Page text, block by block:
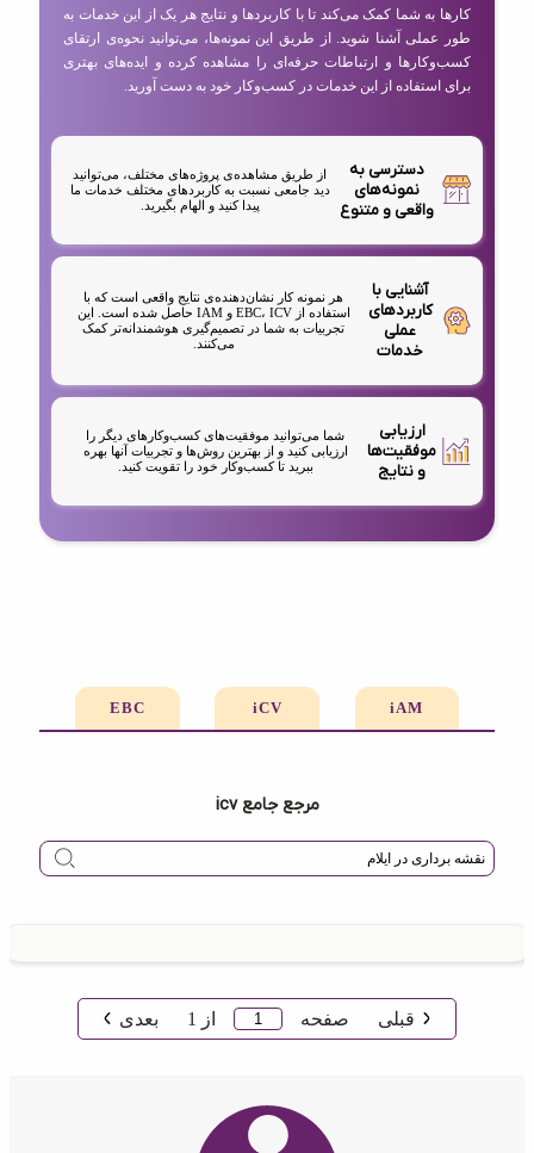
کارها به شما کمک می‌کند تا با کاربردها و نتایج هر یک از این خدمات به
طور عملی آشنا شوید. از طریق این نمونه‌ها، می‌توانید نحوه‌ی ارتقای
کسب‌وکارها و ارتباطات حرفه‌ای را مشاهده کرده و ایده‌های بهتری
برای استفاده از این خدمات در کسب‌وکار خود به دست آورید.
دسترسی به
نمونه‌های
واقعی و متنوع
از طریق مشاهده‌ی پروژه‌های مختلف، می‌توانید
دید جامعی نسبت به کاربردهای مختلف خدمات ما
پیدا کنید و الهام بگیرید.
آشنایی با
کاربردهای
عملی
خدمات
هر نمونه کار نشان‌دهنده‌ی نتایج واقعی است که با
استفاده از EBC، ICV و IAM حاصل شده است. این
تجربیات به شما در تصمیم‌گیری هوشمندانه‌تر کمک
می‌کنند.
ارزیابی
موفقیت‌ها
و نتایج
شما می‌توانید موفقیت‌های کسب‌وکارهای دیگر را
ارزیابی کنید و از بهترین روش‌ها و تجربیات آنها بهره
ببرید تا کسب‌وکار خود را تقویت کنید.
iAM
iCV
EBC
مرجع جامع icv
قبلی صفحه از 1 بعدی